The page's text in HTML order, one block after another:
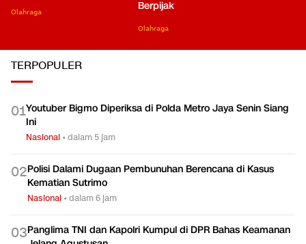
Olahraga
Berpijak
Olahraga
TERPOPULER
01Youtuber Bigmo Diperiksa di Polda Metro Jaya Senin Siang
Ini
Nasional •dalam 5 jam
02Polisi Dalami Dugaan Pembunuhan Berencana di Kasus
Kematian Sutrimo
Nasional •dalam 6 jam
03Panglima TNI dan Kapolri Kumpul di DPR Bahas Keamanan